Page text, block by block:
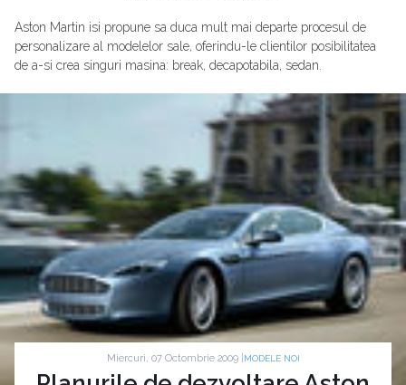
Aston Martin isi propune sa duca mult mai departe procesul de
personalizare al modelelor sale, oferindu-le clientilor posibilitatea
de a-si crea singuri masina: break, decapotabila, sedan.
Miercuri, 07 Octombrie 2009 | MODELE NOI